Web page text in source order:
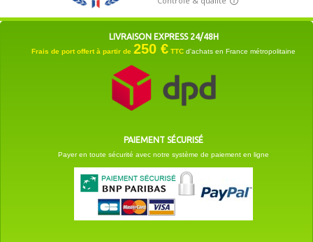
LIVRAISON EXPRESS 24/48H
Frais de port offert à partir de 250 € TTC d'achats en France métropolitaine
PAIEMENT SÉCURISÉ
Payer en toute sécurité avec notre système de paiement en ligne